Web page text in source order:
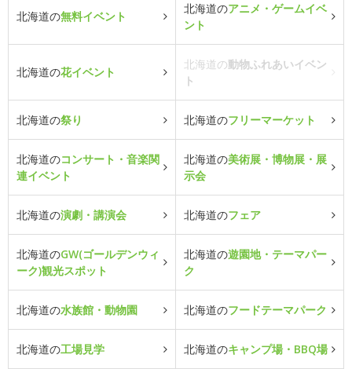
北海道の無料イベント
北海道のアニメ・ゲームイベ
ント
北海道の花イベント
北海道の動物ふれあいイベン
ト
北海道の祭り 北海道のフリーマーケット
北海道のコンサート・音楽関
連イベント
北海道の美術展・博物展・展
示会
北海道の演劇・講演会 北海道のフェア
北海道のGW(ゴールデンウィ
ーク)観光スポット
北海道の遊園地・テーマパー
ク
北海道の水族館・動物園 北海道のフードテーマパーク
北海道の工場見学 北海道のキャンプ場・BBQ場